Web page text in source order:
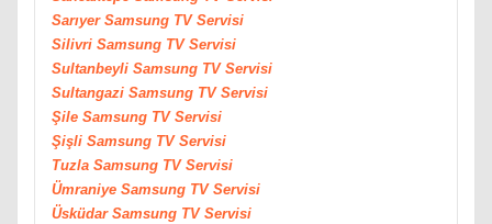
Sarıyer Samsung TV Servisi
Silivri Samsung TV Servisi
Sultanbeyli Samsung TV Servisi
Sultangazi Samsung TV Servisi
Şile Samsung TV Servisi
Şişli Samsung TV Servisi
Tuzla Samsung TV Servisi
Ümraniye Samsung TV Servisi
Üsküdar Samsung TV Servisi